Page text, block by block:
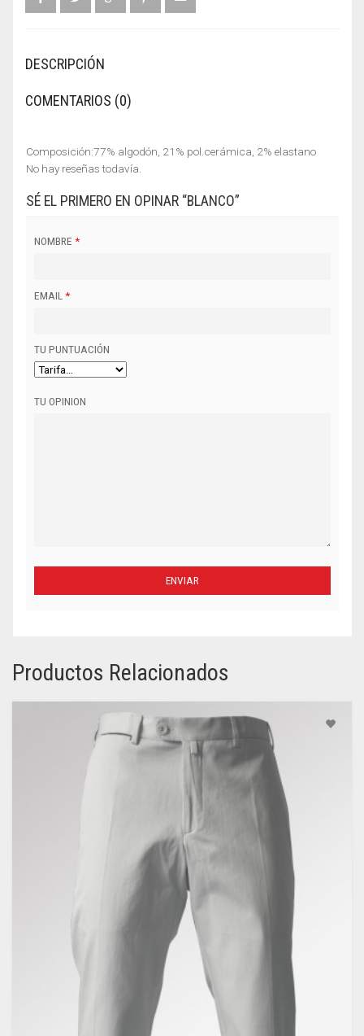
DESCRIPCIÓN
COMENTARIOS (0)
Composición:77% algodón, 21% pol.cerámica, 2% elastano
No hay reseñas todavía.
SÉ EL PRIMERO EN OPINAR “BLANCO”
NOMBRE *
EMAIL *
TU PUNTUACIÓN
TU OPINION
Productos Relacionados